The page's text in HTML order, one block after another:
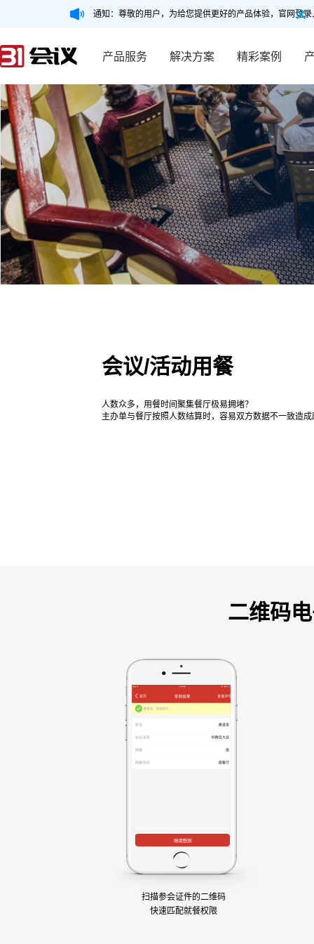
通知：尊敬的用户，为给您提供更好的产品体验，官网登
产品服务 解决方案 精彩案例
会议/活动用餐
人数众多，用餐时间聚集餐厅极易拥堵？
主办单与餐厅按照人数结算时，容易双方数据不一致造成
二维码
扫描参会证件的二维码
快速匹配就餐权限